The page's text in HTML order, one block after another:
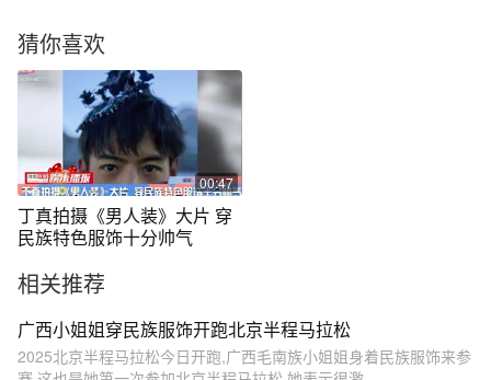
猜你喜欢
00:47
丁真拍摄《男人装》大片 穿
民族特色服饰十分帅气
相关推荐
广西小姐姐穿民族服饰开跑北京半程马拉松
2025北京半程马拉松今日开跑,广西毛南族小姐姐身着民族服饰来参